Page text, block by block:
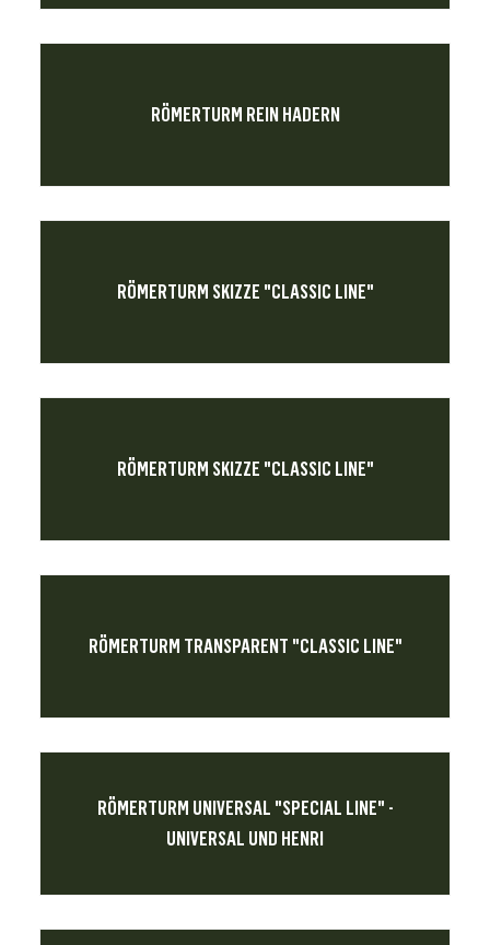
RÖMERTURM REIN HADERN
RÖMERTURM SKIZZE "CLASSIC LINE"
RÖMERTURM SKIZZE "CLASSIC LINE"
RÖMERTURM TRANSPARENT "CLASSIC LINE"
RÖMERTURM UNIVERSAL "SPECIAL LINE" -
UNIVERSAL UND HENRI